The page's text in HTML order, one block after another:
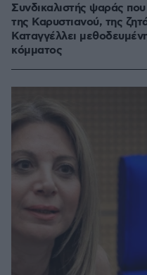
Συνδικαλιστής ψαράς
της Καρυστιανού, της
Καταγγέλλει
κόμματος